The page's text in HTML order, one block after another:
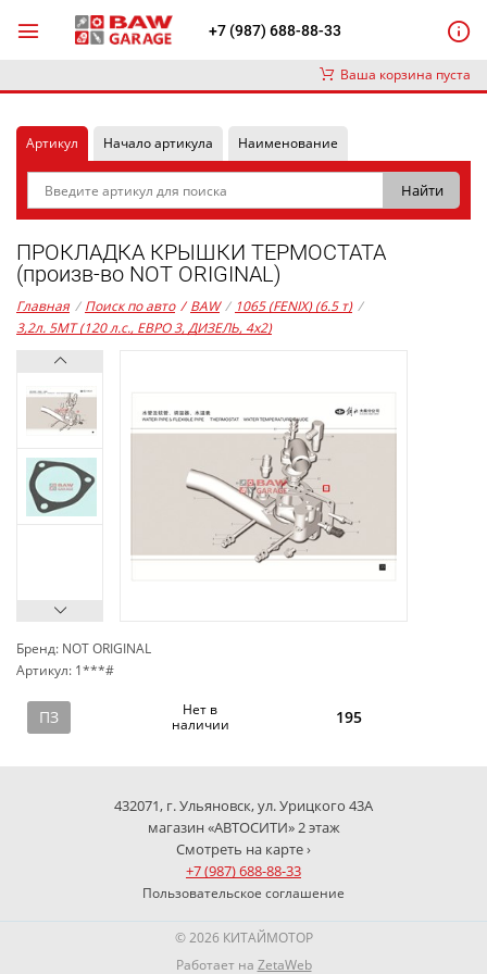
+7 (987) 688-88-33
Ваша корзина пуста
Артикул Начало артикула Наименование
ПРОКЛАДКА КРЫШКИ ТЕРМОСТАТА
(произв-во NOT ORIGINAL)
Главная / Поиск по авто / BAW / 1065 (FENIX) (6.5 т) /
3,2л. 5MT (120 л.с., ЕВРО 3, ДИЗЕЛЬ, 4x2)
Бренд: NOT ORIGINAL
Артикул: 1***#
ПЗ
Нет в
наличии
195
432071, г. Ульяновск, ул. Урицкого 43А
магазин «АВТОСИТИ» 2 этаж
Смотреть на карте ›
+7 (987) 688-88-33
Пользовательское соглашение
© 2026 КИТАЙМОТОР
Работает на ZetaWeb